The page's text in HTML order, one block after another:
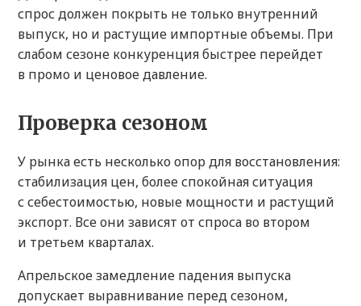
спрос должен покрыть не только внутренний
выпуск, но и растущие импортные объемы. При
слабом сезоне конкуренция быстрее перейдет
в промо и ценовое давление.
Проверка сезоном
У рынка есть несколько опор для восстановления:
стабилизация цен, более спокойная ситуация
с себестоимостью, новые мощности и растущий
экспорт. Все они зависят от спроса во втором
и третьем кварталах.
Апрельское замедление падения выпуска
допускает выравнивание перед сезоном,